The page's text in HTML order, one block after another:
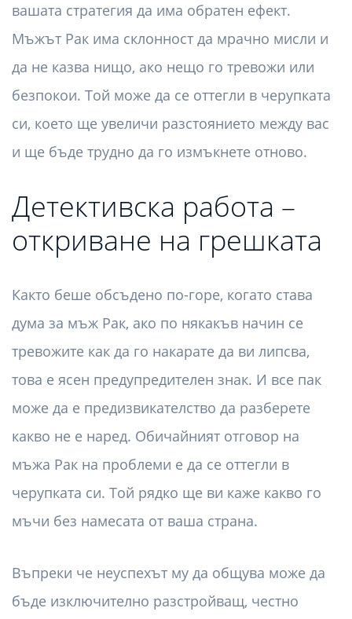
вашата стратегия да има обратен ефект.
Мъжът Рак има склонност да мрачно мисли и
да не казва нищо, ако нещо го тревожи или
безпокои. Той може да се оттегли в черупката
си, което ще увеличи разстоянието между вас
и ще бъде трудно да го измъкнете отново.
Детективска работа –
откриване на грешката
Както беше обсъдено по-горе, когато става
дума за мъж Рак, ако по някакъв начин се
тревожите как да го накарате да ви липсва,
това е ясен предупредителен знак. И все пак
може да е предизвикателство да разберете
какво не е наред. Обичайният отговор на
мъжа Рак на проблеми е да се оттегли в
черупката си. Той рядко ще ви каже какво го
мъчи без намесата от ваша страна.
Въпреки че неуспехът му да общува може да
бъде изключително разстройващ, честно